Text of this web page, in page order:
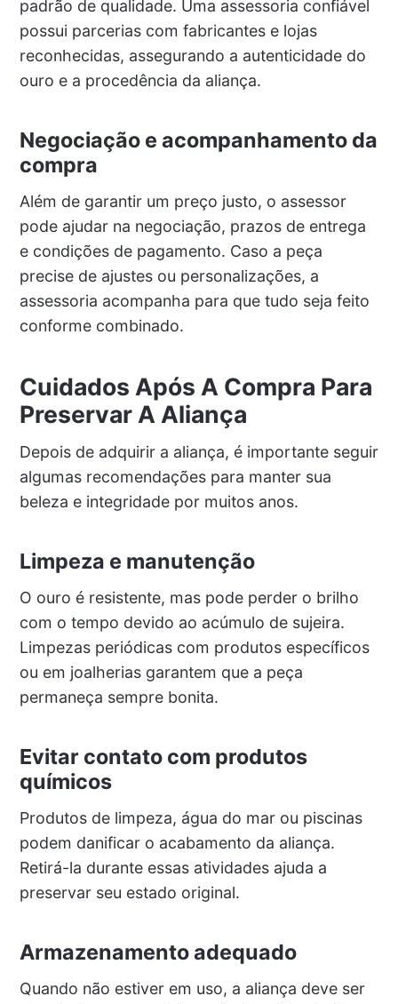
padrão de qualidade. Uma assessoria confiável
possui parcerias com fabricantes e lojas
reconhecidas, assegurando a autenticidade do
ouro e a procedência da aliança.
Negociação e acompanhamento da
compra
Além de garantir um preço justo, o assessor
pode ajudar na negociação, prazos de entrega
e condições de pagamento. Caso a peça
precise de ajustes ou personalizações, a
assessoria acompanha para que tudo seja feito
conforme combinado.
Cuidados Após A Compra Para
Preservar A Aliança
Depois de adquirir a aliança, é importante seguir
algumas recomendações para manter sua
beleza e integridade por muitos anos.
Limpeza e manutenção
O ouro é resistente, mas pode perder o brilho
com o tempo devido ao acúmulo de sujeira.
Limpezas periódicas com produtos específicos
ou em joalherias garantem que a peça
permaneça sempre bonita.
Evitar contato com produtos
químicos
Produtos de limpeza, água do mar ou piscinas
podem danificar o acabamento da aliança.
Retirá-la durante essas atividades ajuda a
preservar seu estado original.
Armazenamento adequado
Quando não estiver em uso, a aliança deve ser